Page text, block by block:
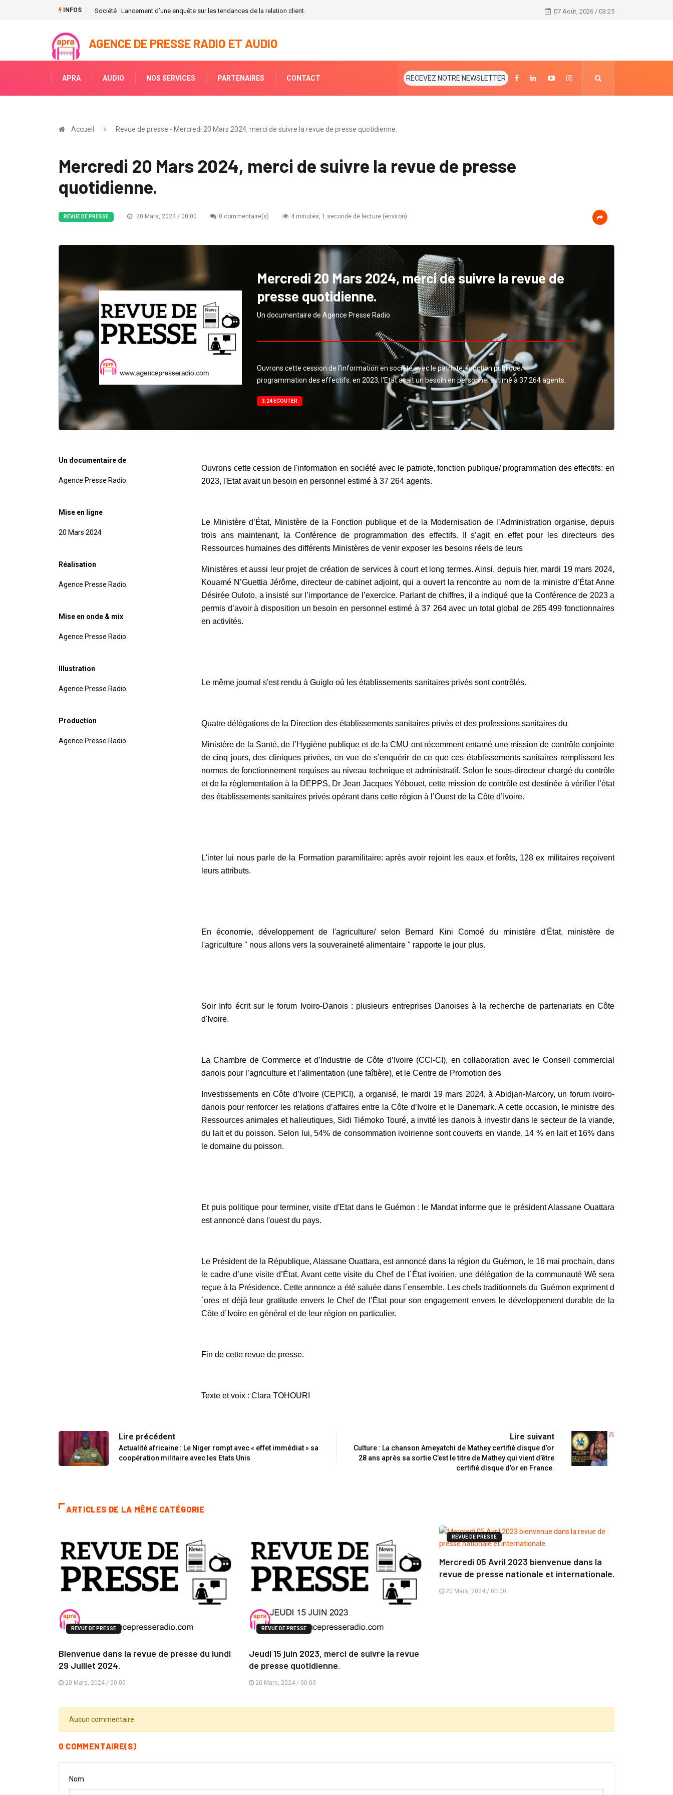
INFOS Société : Lancement d’une enquête sur les tendances de la relation client. Ouganda: plusieurs blessés dans un double
07 Août, 2026 / 03:25
AGENCE DE PRESSE RADIO ET AUDIO
APRA AUDIO NOS SERVICES PARTENAIRES CONTACT RECEVEZ NOTRE NEWSLETTER
Accueil Revue de presse - Mercredi 20 Mars 2024, merci de suivre la revue de presse quotidienne.
Mercredi 20 Mars 2024, merci de suivre la revue de presse
quotidienne.
REVUE DE PRESSE 20 Mars, 2024 / 00:00 0 commentaire(s) 4 minutes, 1 seconde de lecture (environ)
Mercredi 20 Mars 2024, merci de suivre la revue de
presse quotidienne.
Un documentaire de Agence Presse Radio
Ouvrons cette cession de l'information en société avec le patriote, fonction publique/
programmation des effectifs: en 2023, l'Etat avait un besoin en personnel estimé à 37 264 agents.
3:24 ECOUTER
Un documentaire de
Agence Presse Radio
Mise en ligne
20 Mars 2024
Réalisation
Agence Presse Radio
Mise en onde & mix
Agence Presse Radio
Illustration
Agence Presse Radio
Production
Agence Presse Radio
Ouvrons cette cession de l'information en société avec le patriote, fonction publique/ programmation des effectifs: en
2023, l'Etat avait un besoin en personnel estimé à 37 264 agents.
Le Ministère d’État, Ministère de la Fonction publique et de la Modernisation de l’Administration organise, depuis
trois ans maintenant, la Conférence de programmation des effectifs. Il s’agit en effet pour les directeurs des
Ressources humaines des différents Ministères de venir exposer les besoins réels de leurs
Ministères et aussi leur projet de création de services à court et long termes. Ainsi, depuis hier, mardi 19 mars 2024,
Kouamé N’Guettia Jérôme, directeur de cabinet adjoint, qui a ouvert la rencontre au nom de la ministre d’État Anne
Désirée Ouloto, a insisté sur l’importance de l’exercice. Parlant de chiffres, il a indiqué que la Conférence de 2023 a
permis d’avoir à disposition un besoin en personnel estimé à 37 264 avec un total global de 265 499 fonctionnaires
en activités.
Le même journal s'est rendu à Guiglo où les établissements sanitaires privés sont contrôlés.
Quatre délégations de la Direction des établissements sanitaires privés et des professions sanitaires du
Ministère de la Santé, de l’Hygiène publique et de la CMU ont récemment entamé une mission de contrôle conjointe
de cinq jours, des cliniques privées, en vue de s’enquérir de ce que ces établissements sanitaires remplissent les
normes de fonctionnement requises au niveau technique et administratif. Selon le sous-directeur chargé du contrôle
et de la règlementation à la DEPPS, Dr Jean Jacques Yébouet, cette mission de contrôle est destinée à vérifier l’état
des établissements sanitaires privés opérant dans cette région à l’Ouest de la Côte d’Ivoire.
L'inter lui nous parle de la Formation paramilitaire: après avoir rejoint les eaux et forêts, 128 ex militaires reçoivent
leurs attributs.
En économie, développement de l'agriculture/ selon Bernard Kini Comoé du ministère d'État, ministère de
l'agriculture " nous allons vers la souveraineté alimentaire " rapporte le jour plus.
Soir Info écrit sur le forum Ivoiro-Danois : plusieurs entreprises Danoises à la recherche de partenariats en Côte
d'Ivoire.
La Chambre de Commerce et d’Industrie de Côte d’Ivoire (CCI-CI), en collaboration avec le Conseil commercial
danois pour l’agriculture et l’alimentation (une faîtière), et le Centre de Promotion des
Investissements en Côte d’Ivoire (CEPICI), a organisé, le mardi 19 mars 2024, à Abidjan-Marcory, un forum ivoiro-
danois pour renforcer les relations d’affaires entre la Côte d’Ivoire et le Danemark. A cette occasion, le ministre des
Ressources animales et halieutiques, Sidi Tiémoko Touré, a invité les danois à investir dans le secteur de la viande,
du lait et du poisson. Selon lui, 54% de consommation ivoirienne sont couverts en viande, 14 % en lait et 16% dans
le domaine du poisson.
Et puis politique pour terminer, visite d'Etat dans le Guémon : le Mandat informe que le président Alassane Ouattara
est annoncé dans l'ouest du pays.
Le Président de la République, Alassane Ouattara, est annoncé dans la région du Guémon, le 16 mai prochain, dans
le cadre d’une visite d’État. Avant cette visite du Chef de l´État ivoirien, une délégation de la communauté Wê sera
reçue à la Présidence. Cette annonce a été saluée dans l´ensemble. Les chefs traditionnels du Guémon expriment d
´ores et déjà leur gratitude envers le Chef de l’État pour son engagement envers le développement durable de la
Côte d´Ivoire en général et de leur région en particulier.
Fin de cette revue de presse.
Texte et voix : Clara TOHOURI
Lire précédent
Actualité africaine : Le Niger rompt avec « effet immédiat » sa
coopération militaire avec les Etats Unis
Lire suivant
Culture : La chanson Ameyatchi de Mathey certifié disque d’or
28 ans après sa sortie C’est le titre de Mathey qui vient d’être
certifié disque d’or en France.
ARTICLES DE LA MÊME CATÉGORIE
REVUE DE PRESSE
Bienvenue dans la revue de presse du lundi
29 Juillet 2024.
20 Mars, 2024 / 00:00
REVUE DE PRESSE
Jeudi 15 juin 2023, merci de suivre la revue
de presse quotidienne.
20 Mars, 2024 / 00:00
REVUE DE PRESSE
Mercredi 05 Avril 2023 bienvenue dans la
revue de presse nationale et internationale.
20 Mars, 2024 / 00:00
Aucun commentaire
0 COMMENTAIRE(S)
Nom